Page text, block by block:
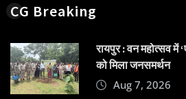
CG Breaking
रायपुर : वन महोत्सव में
को मिला जनसमर्थन
Aug 7, 2026